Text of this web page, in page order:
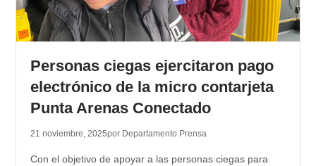
Personas ciegas ejercitaron pago
electrónico de la micro contarjeta
Punta Arenas Conectado
21 noviembre, 2025por Departamento Prensa
Con el objetivo de apoyar a las personas ciegas para